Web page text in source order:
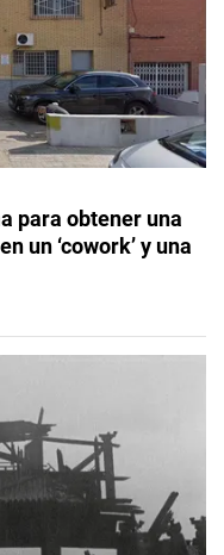
para obtener una
un ‘cowork’ y una